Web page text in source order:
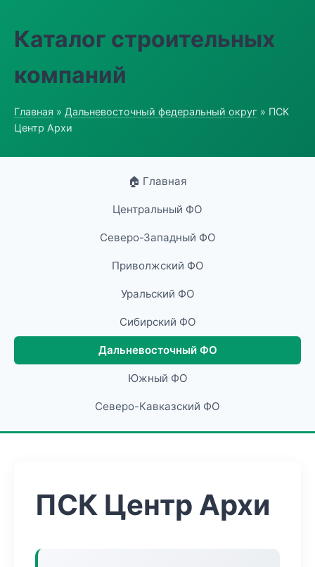
Каталог строительных
компаний
Главная » Дальневосточный федеральный округ » ПСК
Центр Архи
🏠 Главная
Центральный ФО
Северо-Западный ФО
Приволжский ФО
Уральский ФО
Сибирский ФО
Дальневосточный ФО
Южный ФО
Северо-Кавказский ФО
ПСК Центр Архи